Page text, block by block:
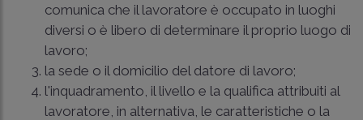
comunica che il lavoratore è occupato in luoghi
diversi o è libero di determinare il proprio luogo di
lavoro;
la sede o il domicilio del datore di lavoro;
l'inquadramento, il livello e la qualifica attribuiti al
lavoratore, in alternativa, le caratteristiche o la